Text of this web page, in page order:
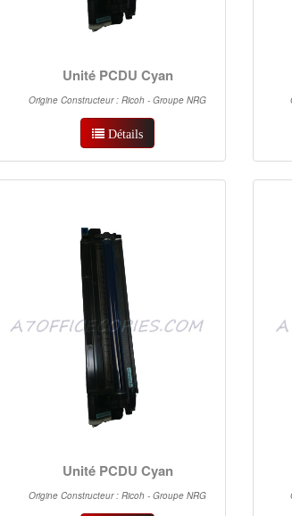
Unité PCDU Cyan
Origine Constructeur : Ricoh - Groupe NRG
Détails
Unité PCDU Cyan
Origine Constructeur : Ricoh - Groupe NRG